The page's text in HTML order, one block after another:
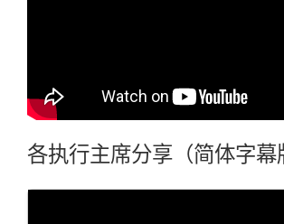
各执行主席分享（简体字幕